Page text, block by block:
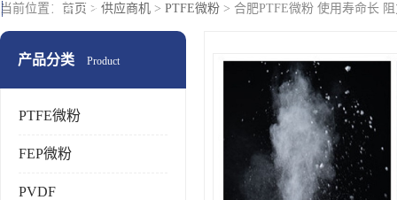
联系方式
当前位置： 首页 > 供应商机 > PTFE微粉 > 合肥PTFE微粉 使用寿命长
产品分类 Product
PTFE微粉
FEP微粉
PVDF